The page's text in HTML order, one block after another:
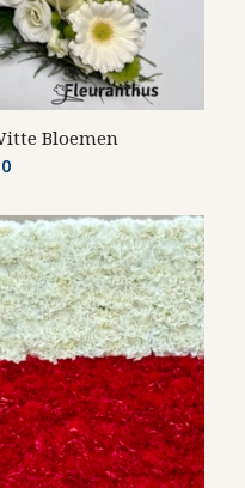
Bloemen